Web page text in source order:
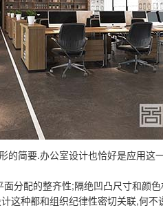
简要.办公室设计也恰好是应用
分配的整齐性;隔绝凹凸尺寸和颜
种都和组织纪律性密切关联,何